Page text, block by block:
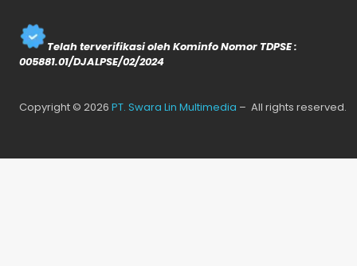
Telah terverifikasi oleh Kominfo Nomor TDPSE :
005881.01/DJALPSE/02/2024
Copyright © 2026 PT. Swara Lin Multimedia – All rights reserved.